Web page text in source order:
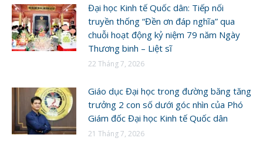
Đại học Kinh tế Quốc dân: Tiếp nối
truyền thống “Đền ơn đáp nghĩa” qua
chuỗi hoạt động kỷ niệm 79 năm Ngày
Thương binh – Liệt sĩ
22 Tháng 7, 2026
Giáo dục Đại học trong đường băng tăng
trưởng 2 con số dưới góc nhìn của Phó
Giám đốc Đại học Kinh tế Quốc dân
21 Tháng 7, 2026